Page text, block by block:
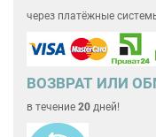
через платёжные
ВОЗВРАТ ИЛИ
в течение 20 дней!